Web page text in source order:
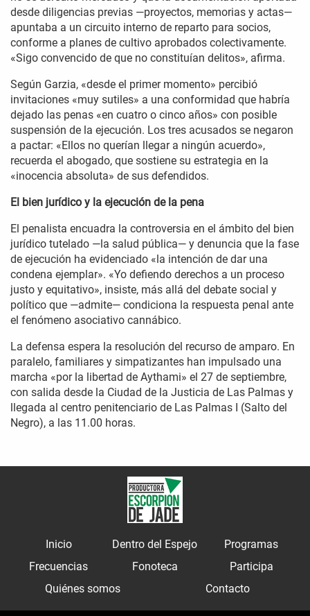
desde diligencias previas —proyectos, memorias y actas—
apuntaba a un circuito interno de reparto para socios,
conforme a planes de cultivo aprobados colectivamente.
«Sigo convencido de que no constituían delitos», afirma.
Según Garzia, «desde el primer momento» percibió
invitaciones «muy sutiles» a una conformidad que habría
dejado las penas «en cuatro o cinco años» con posible
suspensión de la ejecución. Los tres acusados se negaron
a pactar: «Ellos no querían llegar a ningún acuerdo»,
recuerda el abogado, que sostiene su estrategia en la
«inocencia absoluta» de sus defendidos.
El bien jurídico y la ejecución de la pena
El penalista encuadra la controversia en el ámbito del bien
jurídico tutelado —la salud pública— y denuncia que la fase
de ejecución ha evidenciado «la intención de dar una
condena ejemplar». «Yo defiendo derechos a un proceso
justo y equitativo», insiste, más allá del debate social y
político que —admite— condiciona la respuesta penal ante
el fenómeno asociativo cannábico.
La defensa espera la resolución del recurso de amparo. En
paralelo, familiares y simpatizantes han impulsado una
marcha «por la libertad de Aythami» el 27 de septiembre,
con salida desde la Ciudad de la Justicia de Las Palmas y
llegada al centro penitenciario de Las Palmas I (Salto del
Negro), a las 11.00 horas.
Inicio Dentro del Espejo
Programas
Frecuencias
Fonoteca
Participa
Quiénes somos
Contacto